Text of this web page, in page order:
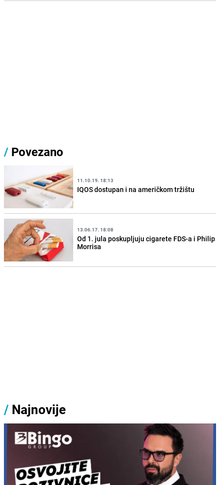
/ Povezano
11.10.19. 18:13
IQOS dostupan i na američkom tržištu
13.06.17. 18:08
Od 1. jula poskupljuju cigarete FDS-a i Philip
Morrisa
/ Najnovije